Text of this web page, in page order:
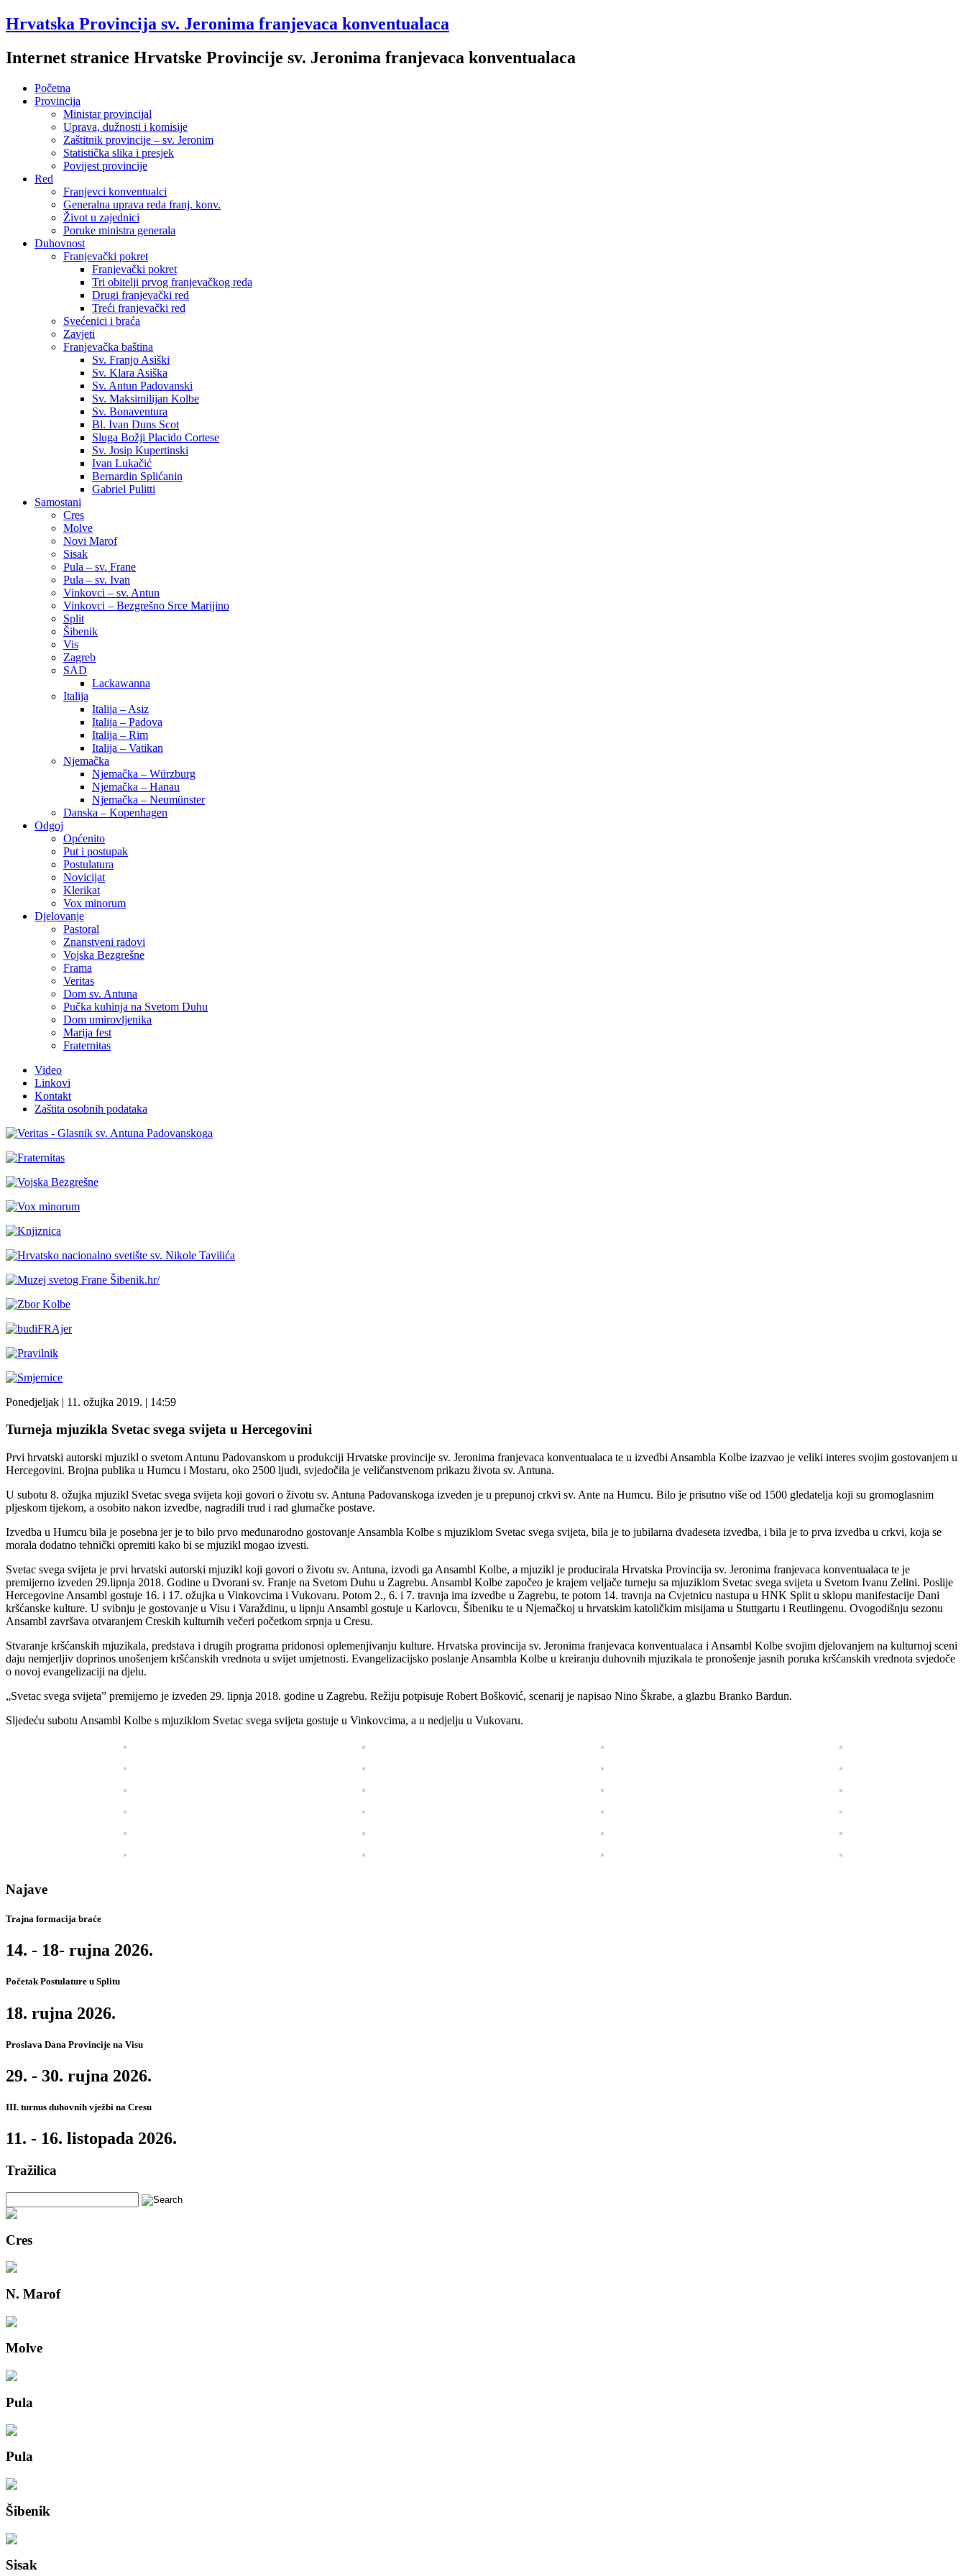
Hrvatska Provincija sv. Jeronima franjevaca konventualaca
Internet stranice Hrvatske Provincije sv. Jeronima franjevaca konventualaca
Početna
Provincija
Ministar provincijal
Uprava, dužnosti i komisije
Zaštitnik provincije – sv. Jeronim
Statistička slika i presjek
Povijest provincije
Red
Franjevci konventualci
Generalna uprava reda franj. konv.
Život u zajednici
Poruke ministra generala
Duhovnost
Franjevački pokret
Franjevački pokret
Tri obitelji prvog franjevačkog reda
Drugi franjevački red
Treći franjevački red
Svećenici i braća
Zavjeti
Franjevačka baština
Sv. Franjo Asiški
Sv. Klara Asiška
Sv. Antun Padovanski
Sv. Maksimilijan Kolbe
Sv. Bonaventura
Bl. Ivan Duns Scot
Sluga Božji Placido Cortese
Sv. Josip Kupertinski
Ivan Lukačić
Bernardin Splićanin
Gabriel Pulitti
Samostani
Cres
Molve
Novi Marof
Sisak
Pula – sv. Frane
Pula – sv. Ivan
Vinkovci – sv. Antun
Vinkovci – Bezgrešno Srce Marijino
Split
Šibenik
Vis
Zagreb
SAD
Lackawanna
Italija
Italija – Asiz
Italija – Padova
Italija – Rim
Italija – Vatikan
Njemačka
Njemačka – Würzburg
Njemačka – Hanau
Njemačka – Neumünster
Danska – Kopenhagen
Odgoj
Općenito
Put i postupak
Postulatura
Novicijat
Klerikat
Vox minorum
Djelovanje
Pastoral
Znanstveni radovi
Vojska Bezgrešne
Frama
Veritas
Dom sv. Antuna
Pučka kuhinja na Svetom Duhu
Dom umirovljenika
Marija fest
Fraternitas
Video
Linkovi
Kontakt
Zaštita osobnih podataka
Ponedjeljak | 11. ožujka 2019. | 14:59
Turneja mjuzikla Svetac svega svijeta u Hercegovini
Prvi hrvatski autorski mjuzikl o svetom Antunu Padovanskom u produkciji Hrvatske provincije sv. Jeronima franjevaca konventualaca te u izvedbi Ansambla Kolbe izazvao je veliki interes svojim gostovanjem u
Hercegovini. Brojna publika u Humcu i Mostaru, oko 2500 ljudi, svjedočila je veličanstvenom prikazu života sv. Antuna.
U subotu 8. ožujka mjuzikl Svetac svega svijeta koji govori o životu sv. Antuna Padovanskoga izveden je u prepunoj crkvi sv. Ante na Humcu. Bilo je prisutno više od 1500 gledatelja koji su gromoglasnim
pljeskom tijekom, a osobito nakon izvedbe, nagradili trud i rad glumačke postave.
Izvedba u Humcu bila je posebna jer je to bilo prvo međunarodno gostovanje Ansambla Kolbe s mjuziklom Svetac svega svijeta, bila je to jubilarna dvadeseta izvedba, i bila je to prva izvedba u crkvi, koja se
morala dodatno tehnički opremiti kako bi se mjuzikl mogao izvesti.
Svetac svega svijeta je prvi hrvatski autorski mjuzikl koji govori o životu sv. Antuna, izvodi ga Ansambl Kolbe, a mjuzikl je producirala Hrvatska Provincija sv. Jeronima franjevaca konventualaca te je
premijerno izveden 29.lipnja 2018. Godine u Dvorani sv. Franje na Svetom Duhu u Zagrebu. Ansambl Kolbe započeo je krajem veljače turneju sa mjuziklom Svetac svega svijeta u Svetom Ivanu Zelini. Poslije
Hercegovine Ansambl gostuje 16. i 17. ožujka u Vinkovcima i Vukovaru. Potom 2., 6. i 7. travnja ima izvedbe u Zagrebu, te potom 14. travnja na Cvjetnicu nastupa u HNK Split u sklopu manifestacije Dani
kršćanske kulture. U svibnju je gostovanje u Visu i Varaždinu, u lipnju Ansambl gostuje u Karlovcu, Šibeniku te u Njemačkoj u hrvatskim katoličkim misijama u Stuttgartu i Reutlingenu. Ovogodišnju sezonu
Ansambl završava otvaranjem Creskih kulturnih večeri početkom srpnja u Cresu.
Stvaranje kršćanskih mjuzikala, predstava i drugih programa pridonosi oplemenjivanju kulture. Hrvatska provincija sv. Jeronima franjevaca konventualaca i Ansambl Kolbe svojim djelovanjem na kulturnoj sceni
daju nemjerljiv doprinos unošenjem kršćanskih vrednota u svijet umjetnosti. Evangelizacijsko poslanje Ansambla Kolbe u kreiranju duhovnih mjuzikala te pronošenje jasnih poruka kršćanskih vrednota svjedoče
o novoj evangelizaciji na djelu.
„Svetac svega svijeta” premijerno je izveden 29. lipnja 2018. godine u Zagrebu. Režiju potpisuje Robert Bošković, scenarij je napisao Nino Škrabe, a glazbu Branko Bardun.
Sljedeću subotu Ansambl Kolbe s mjuziklom Svetac svega svijeta gostuje u Vinkovcima, a u nedjelju u Vukovaru.
Najave
Trajna formacija braće
14. - 18- rujna 2026.
Početak Postulature u Splitu
18. rujna 2026.
Proslava Dana Provincije na Visu
29. - 30. rujna 2026.
III. turnus duhovnih vježbi na Cresu
11. - 16. listopada 2026.
Tražilica
Cres
N. Marof
Molve
Pula
Pula
Šibenik
Sisak